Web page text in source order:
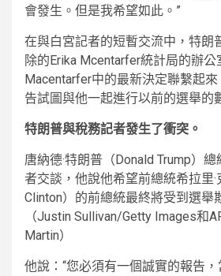
會發生。但是我希望如此。”
在與白宮記者的短暫交流中，特朗
除的Erika Mcentarfer統計局的辦
Macentarfer中的最新決定聯繫起
告試圖與他一起進行以前的選舉的
特朗普與稅務記者發生了衝突。
唐納德·特朗普（Donald Trump）
者交談，他說他希望前總統希拉里
Clinton）的前總統最終將受到選舉
（Justin Sullivan/Getty Images和
Martin）
他說：“您必須有一個誠實的報告